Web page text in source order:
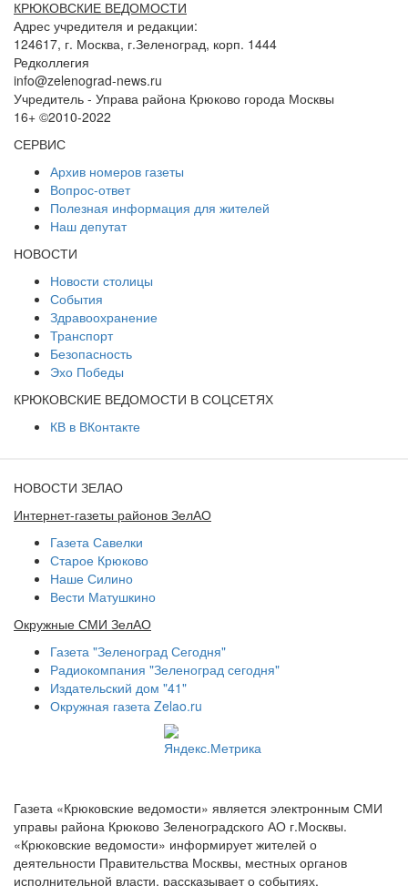
КРЮКОВСКИЕ ВЕДОМОСТИ
Адрес учредителя и редакции:
124617, г. Москва, г.Зеленоград, корп. 1444
Редколлегия
info@zelenograd-news.ru
Учредитель - Управа района Крюково города Москвы
16+ ©2010-2022
СЕРВИС
Архив номеров газеты
Вопрос-ответ
Полезная информация для жителей
Наш депутат
НОВОСТИ
Новости столицы
События
Здравоохранение
Транспорт
Безопасность
Эхо Победы
КРЮКОВСКИЕ ВЕДОМОСТИ В СОЦСЕТЯХ
КВ в ВКонтакте
НОВОСТИ ЗЕЛАО
Интернет-газеты районов ЗелАО
Газета Савелки
Старое Крюково
Наше Силино
Вести Матушкино
Окружные СМИ ЗелАО
Газета "Зеленоград Сегодня"
Радиокомпания "Зеленоград сегодня"
Издательский дом "41"
Окружная газета Zelao.ru
Газета «Крюковские ведомости» является электронным СМИ
управы района Крюково Зеленоградского АО г.Москвы.
«Крюковские ведомости» информирует жителей о
деятельности Правительства Москвы, местных органов
исполнительной власти, рассказывает о событиях,